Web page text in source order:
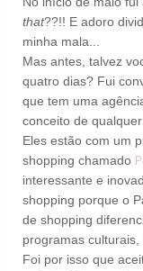
that??!! E adoro
minha mala...
Mas antes, talvez
quatro dias? Fui
que tem uma
conceito de
Eles estão com um
shopping chamado
interessante e
shopping porque o
de shopping
programas
Foi por isso que